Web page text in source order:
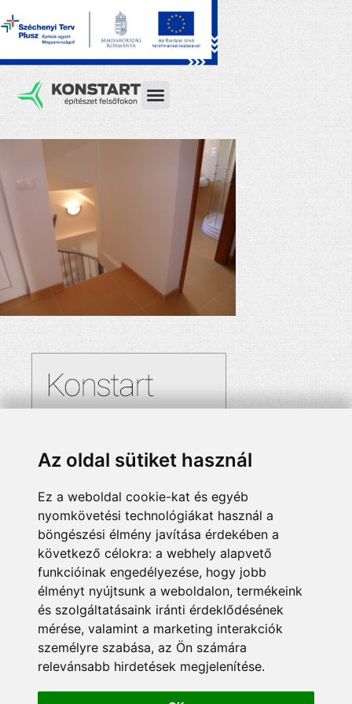
Az oldal sütiket használ
Ez a weboldal cookie-kat és egyéb
nyomkövetési technológiákat használ a
böngészési élmény javítása érdekében a
következő célokra: a webhely alapvető
funkcióinak engedélyezése, hogy jobb
élményt nyújtsunk a weboldalon, termékeink
és szolgáltatásaink iránti érdeklődésének
mérése, valamint a marketing interakciók
személyre szabása, az Ön számára
relevánsabb hirdetések megjelenítése.